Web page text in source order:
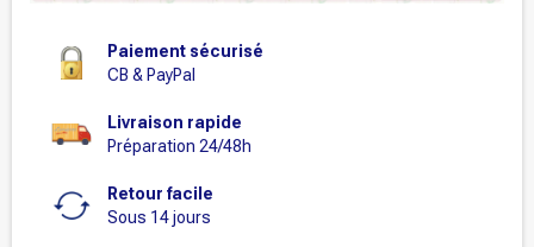
Paiement sécurisé
CB & PayPal
Livraison rapide
Préparation 24/48h
Retour facile
Sous 14 jours